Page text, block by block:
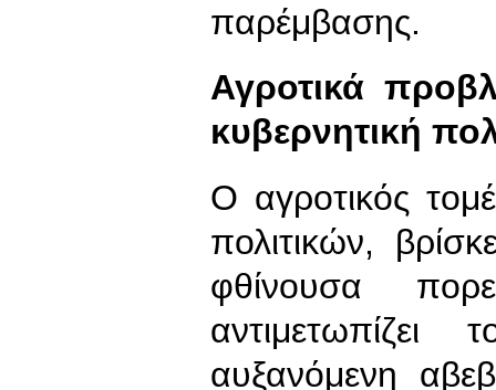
παρέμβασης.
Αγροτικά
κυβερνητική
Ο αγροτικός
πολιτικών,
φθίνουσα
αυξανόμενη